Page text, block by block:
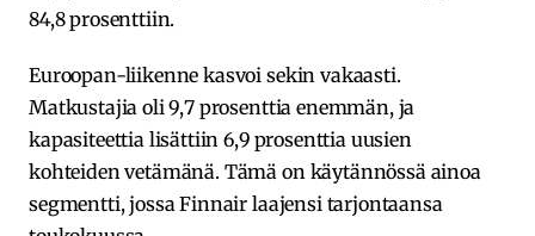
84,8 prosenttiin.
Euroopan-liikenne kasvoi sekin vakaasti.
Matkustajia oli 9,7 prosenttia enemmän, ja
kapasiteettia lisättiin 6,9 prosenttia uusien
kohteiden vetämänä. Tämä on käytännössä ainoa
segmentti, jossa Finnair laajensi tarjontaansa